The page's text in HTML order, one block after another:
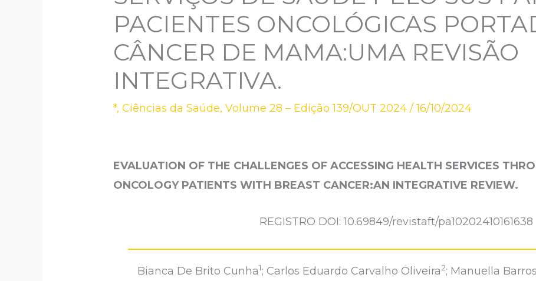
PACIENTES ONCOLÓGICAS
CÂNCER DE MAMA:UMA REVISÃO
INTEGRATIVA.
*,Ciências da Saúde,Volume 28 – Edição 139/OUT 2024 /16/10/2024
EVALUATION OF THE CHALLENGES OF ACCESSING HEALTH SERVICES
ONCOLOGY PATIENTS WITH BREAST CANCER:AN INTEGRATIVE REVIEW.
REGISTRO DOI: 10.69849/revistaft/pa10202410161638
Bianca De Brito Cunha1; Carlos Eduardo Carvalho Oliveira2; Manuella